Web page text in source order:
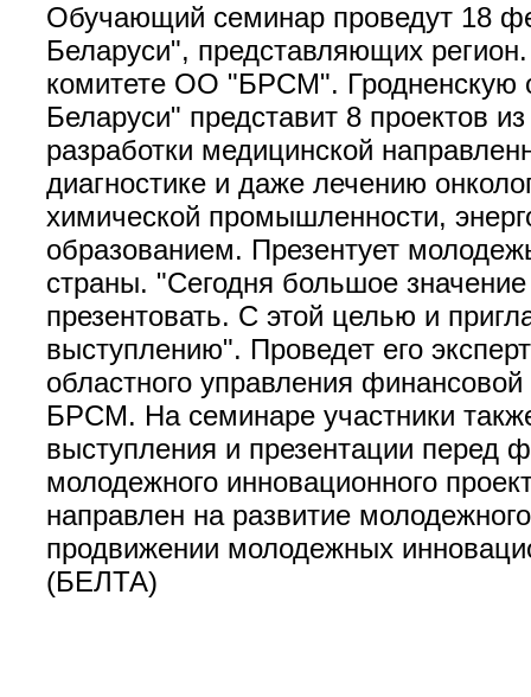
Обучающий семинар проведут 18
Беларуси", представляющих
комитете ОО "БРСМ". Гродненскую
Беларуси" представит 8 проектов
разработки медицинской
диагностике и даже лечению
химической промышленности,
образованием. Презентует
страны. "Сегодня большое
презентовать. С этой целью и
выступлению". Проведет его
областного управления
БРСМ. На семинаре участники
выступления и презентации перед
молодежного инновационного
направлен на развитие
продвижении молодежных
(БЕЛТА)